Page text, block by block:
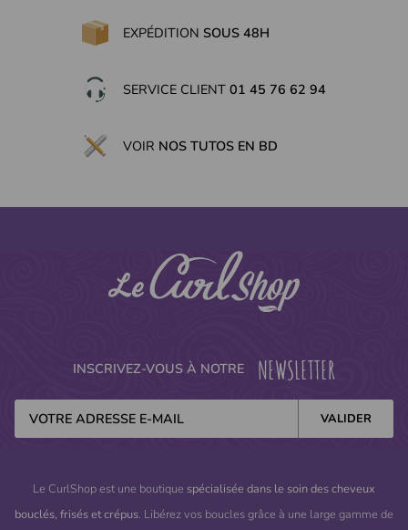
(44 avis)
EXPÉDITION SOUS 48H
SERVICE CLIENT 01 45 76 62 94
VOIR NOS TUTOS EN BD
INSCRIVEZ-VOUS À NOTRE NEWSLETTER
Le CurlShop est une boutique spécialisée dans le soin des cheveux
bouclés, frisés et crépus. Libérez vos boucles grâce à une large gamme de